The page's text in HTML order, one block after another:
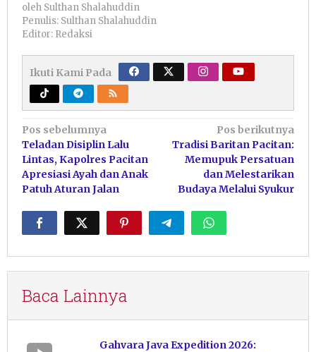
oleh Sulthan Shalahuddin
Penulis: Sulthan Shalahuddin
Editor: Redaksi
Ikuti Kami Pada
Navigasi
pos
Pos sebelumnya
Teladan Disiplin Lalu
Lintas, Kapolres Pacitan
Apresiasi Ayah dan Anak
Patuh Aturan Jalan
Pos berikutnya
Tradisi Baritan Pacitan:
Memupuk Persatuan
dan Melestarikan
Budaya Melalui Syukur
Baca Lainnya
Gahvara Java Expedition 2026: